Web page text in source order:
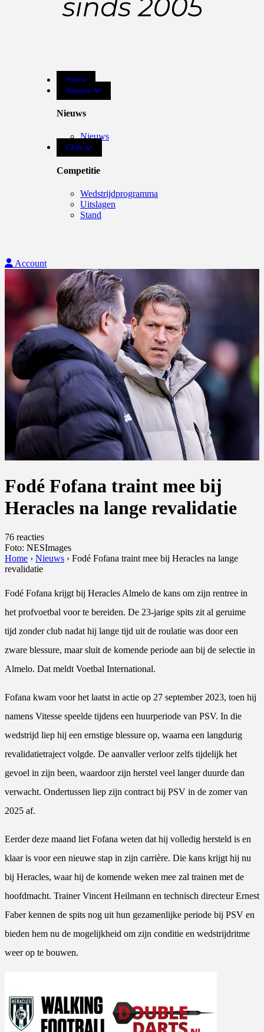
Home
Nieuws
Nieuws
Nieuws
Club
Competitie
Wedstrijdprogramma
Uitslagen
Stand
Account
Fodé Fofana traint mee bij
Heracles na lange revalidatie
76 reacties
Foto: NESImages
Home › Nieuws › Fodé Fofana traint mee bij Heracles na lange
revalidatie
Fodé Fofana krijgt bij Heracles Almelo de kans om zijn rentree in
het profvoetbal voor te bereiden. De 23-jarige spits zit al geruime
tijd zonder club nadat hij lange tijd uit de roulatie was door een
zware blessure, maar sluit de komende periode aan bij de selectie in
Almelo. Dat meldt Voetbal International.
Fofana kwam voor het laatst in actie op 27 september 2023, toen hij
namens Vitesse speelde tijdens een huurperiode van PSV. In die
wedstrijd liep hij een ernstige blessure op, waarna een langdurig
revalidatietraject volgde. De aanvaller verloor zelfs tijdelijk het
gevoel in zijn been, waardoor zijn herstel veel langer duurde dan
verwacht. Ondertussen liep zijn contract bij PSV in de zomer van
2025 af.
Eerder deze maand liet Fofana weten dat hij volledig hersteld is en
klaar is voor een nieuwe stap in zijn carrière. Die kans krijgt hij nu
bij Heracles, waar hij de komende weken mee zal trainen met de
hoofdmacht. Trainer Vincent Heilmann en technisch directeur Ernest
Faber kennen de spits nog uit hun gezamenlijke periode bij PSV en
bieden hem nu de mogelijkheid om zijn conditie en wedstrijdritme
weer op te bouwen.